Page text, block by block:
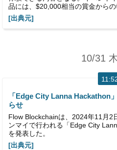
品には、$20,000相当の賞金からの
[出典元]
10/31
「Edge City Lanna Hackathon
らせ
Flow Blockchainは、2024年11月2
ンマイで行われる「Edge City
を発表した。
[出典元]